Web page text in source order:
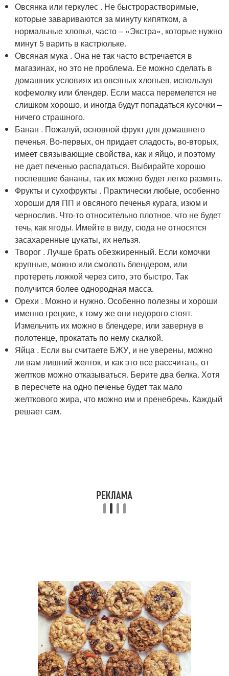
Овсянка или геркулес . Не быстрорастворимые,
которые завариваются за минуту кипятком, а
нормальные хлопья, часто – «Экстра», которые нужно
минут 5 варить в кастрюльке.
Овсяная мука . Она не так часто встречается в
магазинах, но это не проблема. Ее можно сделать в
домашних условиях из овсяных хлопьев, используя
кофемолку или блендер. Если масса перемелется не
слишком хорошо, и иногда будут попадаться кусочки –
ничего страшного.
Банан . Пожалуй, основной фрукт для домашнего
печенья. Во-первых, он придает сладость, во-вторых,
имеет связывающие свойства, как и яйцо, и поэтому
не дает печенью распадаться. Выбирайте хорошо
поспевшие бананы, так их можно будет легко размять.
Фрукты и сухофрукты . Практически любые, особенно
хороши для ПП и овсяного печенья курага, изюм и
чернослив. Что-то относительно плотное, что не будет
течь, как ягоды. Имейте в виду, сюда не относятся
засахаренные цукаты, их нельзя.
Творог . Лучше брать обезжиренный. Если комочки
крупные, можно или смолоть блендером, или
протереть ложкой через сито, это быстро. Так
получится более однородная масса.
Орехи . Можно и нужно. Особенно полезны и хороши
именно грецкие, к тому же они недорого стоят.
Измельчить их можно в блендере, или завернув в
полотенце, прокатать по нему скалкой.
Яйца . Если вы считаете БЖУ, и не уверены, можно
ли вам лишний желток, и как это все рассчитать, от
желтков можно отказываться. Берите два белка. Хотя
в пересчете на одно печенье будет так мало
желткового жира, что можно им и пренебречь. Каждый
решает сам.